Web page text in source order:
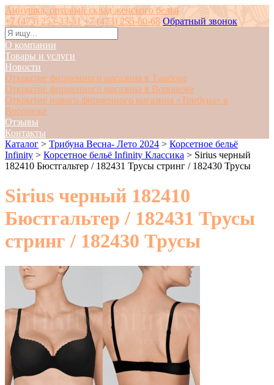
Аннушка, оптовый склад женского белья
+7 (473) 253-33-31 +7 (473) 255-80-68 Обратный звонок
О компании
Товары и услуги
Новости
Открытие фирменного магазина в Тамбове
Открытие фирменного магазина в Воронеже
Открытие нового фирменного магазина «Трибуна» в
Воронеже
Отзывы
Контакты
Каталог > Трибуна Весна- Лето 2024 > Корсетное бельё
Infinity > Корсетное бельё Infinity Классика > Sirius черный
182410 Бюстгальтер / 182431 Трусы стринг / 182430 Трусы
Sirius черный 182410
Бюстгальтер / 182431 Трусы
стринг / 182430 Трусы